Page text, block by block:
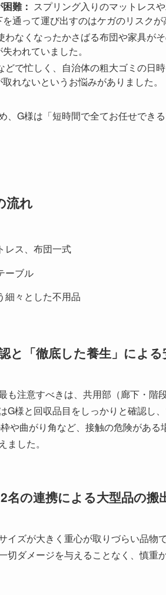
難： スプリング入りのマットレス
通って運び出すのはケガのリスクが
わなくなったかさばる布団や家具が
われていました。
どで忙しく、自治体の粗大ゴミの日
れないというお悩みがありました。
、G様は「短時間で全てお任せでき
流れ
レス、布団一式
ーブル
細々とした不用品
と「徹底した養生」によ
も注意すべきは、共用部（廊下・階
G様と回収品目をしっかりと確認し
や曲がり角など、接触の危険があ
した。
名の連携による大型品の搬
イズが大きく重心が取りづらい品物
切ダメージを与えることなく、慎重